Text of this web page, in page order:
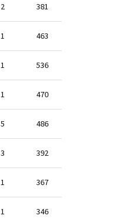
2 381
1 463
1 536
1 470
5 486
3 392
1 367
1 346